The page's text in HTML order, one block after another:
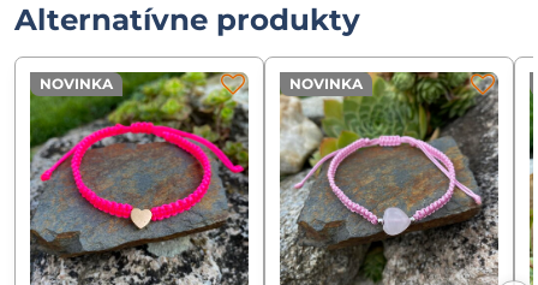
Alternatívne produkty
NOVINKA NOVINKA